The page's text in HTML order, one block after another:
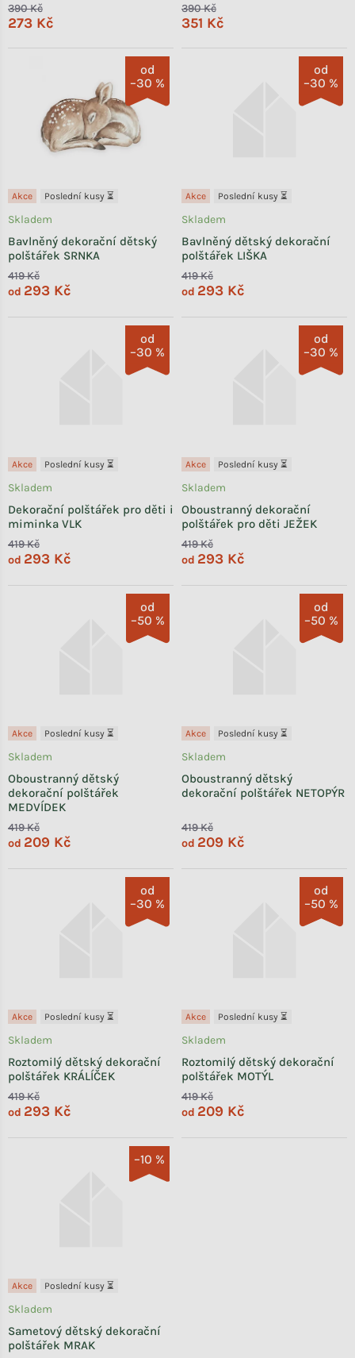
390 Kč
273 Kč
390 Kč
351 Kč
od
–30 %
Akce Poslední kusy ⏳
Bavlněný dekorační dětský
polštářek SRNKA
Skladem
419 Kč
od 293 Kč
od
–30 %
Akce Poslední kusy ⏳
Bavlněný dětský dekorační
polštářek LIŠKA
Skladem
419 Kč
od 293 Kč
od
–30 %
Akce Poslední kusy ⏳
Dekorační polštářek pro děti i
miminka VLK
Skladem
419 Kč
od 293 Kč
od
–30 %
Akce Poslední kusy ⏳
Oboustranný dekorační
polštářek pro děti JEŽEK
Skladem
419 Kč
od 293 Kč
od
–50 %
Akce Poslední kusy ⏳
Oboustranný dětský
dekorační polštářek
MEDVÍDEK
Skladem
419 Kč
od 209 Kč
od
–50 %
Akce Poslední kusy ⏳
Oboustranný dětský
dekorační polštářek NETOPÝR
Skladem
419 Kč
od 209 Kč
od
–30 %
Akce Poslední kusy ⏳
Roztomilý dětský dekorační
polštářek KRÁLÍČEK
Skladem
419 Kč
od 293 Kč
od
–50 %
Akce Poslední kusy ⏳
Roztomilý dětský dekorační
polštářek MOTÝL
Skladem
419 Kč
od 209 Kč
–10 %
Akce Poslední kusy ⏳
Sametový dětský dekorační
polštářek MRAK
Skladem